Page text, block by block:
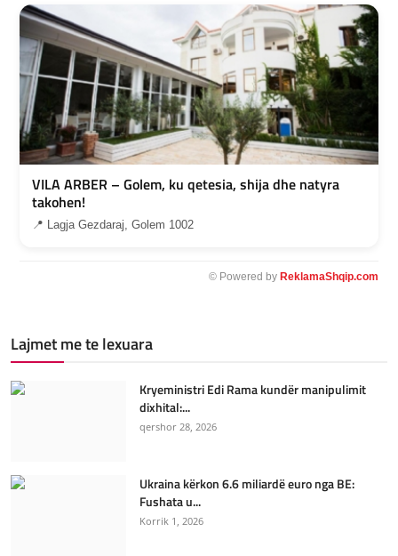
VILA ARBER – Golem, ku qetesia, shija dhe natyra
takohen!
📍 Lagja Gezdaraj, Golem 1002
© Powered by ReklamaShqip.com
Lajmet me te lexuara
Kryeministri Edi Rama kundër manipulimit
dixhital:...
qershor 28, 2026
Ukraina kërkon 6.6 miliardë euro nga BE:
Fushata u...
Korrik 1, 2026